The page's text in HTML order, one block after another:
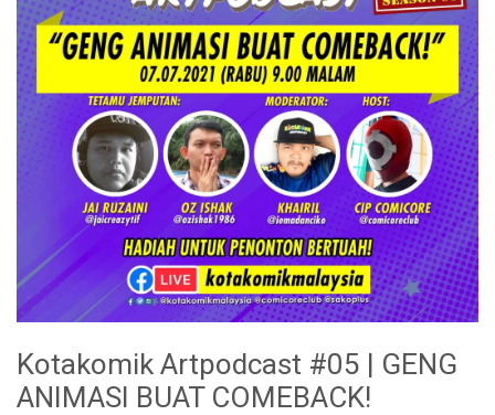
Kotakomik Artpodcast #05 | GENG
ANIMASI BUAT COMEBACK!